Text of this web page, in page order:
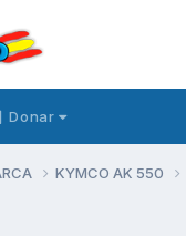
Donar
KYMCO AK 550